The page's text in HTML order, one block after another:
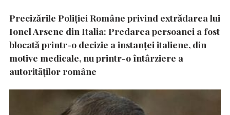
Precizările Poliţiei Române privind extrădarea lui
Ionel Arsene din Italia: Predarea persoanei a fost
blocată printr-o decizie a instanţei italiene, din
motive medicale, nu printr-o întârziere a
autorităţilor române